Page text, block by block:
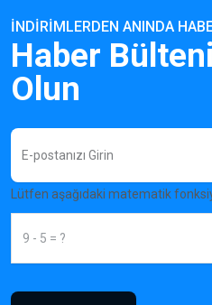
İNDIRIMLERDEN ANINDA
Haber
Olun
Lütfen aşağıdaki matematik